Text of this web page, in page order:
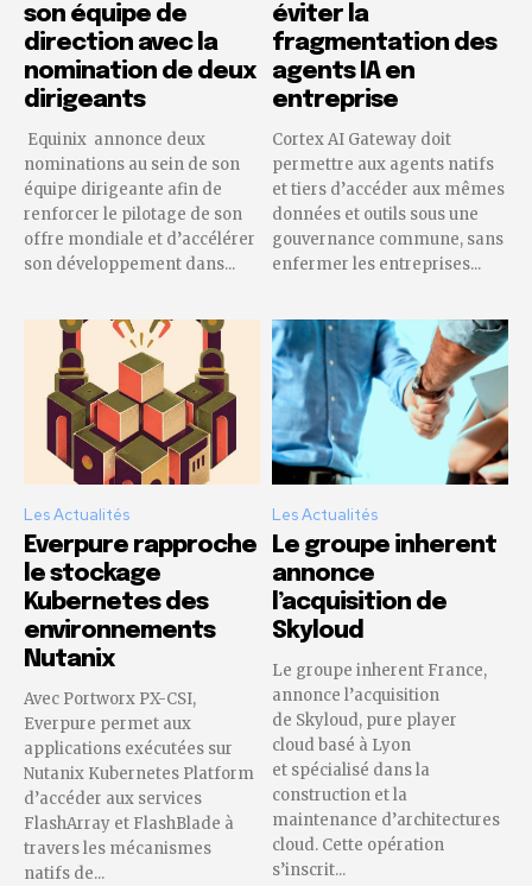
son équipe de
direction avec la
nomination de deux
dirigeants
Equinix annonce deux
nominations au sein de son
équipe dirigeante afin de
renforcer le pilotage de son
offre mondiale et d’accélérer
son développement dans...
éviter la
fragmentation des
agents IA en
entreprise
Cortex AI Gateway doit
permettre aux agents natifs
et tiers d’accéder aux mêmes
données et outils sous une
gouvernance commune, sans
enfermer les entreprises...
Les Actualités
Everpure rapproche
le stockage
Kubernetes des
environnements
Nutanix
Avec Portworx PX-CSI,
Everpure permet aux
applications exécutées sur
Nutanix Kubernetes Platform
d’accéder aux services
FlashArray et FlashBlade à
travers les mécanismes
natifs de...
Les Actualités
Le groupe inherent
annonce
l’acquisition de
Skyloud
Le groupe inherent France,
annonce l’acquisition
de Skyloud, pure player
cloud basé à Lyon
et spécialisé dans la
construction et la
maintenance d’architectures
cloud. Cette opération
s’inscrit...